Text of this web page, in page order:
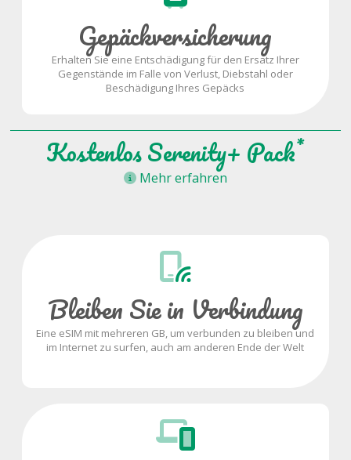
Gepäckversicherung
Erhalten Sie eine Entschädigung für den Ersatz Ihrer
Gegenstände im Falle von Verlust, Diebstahl oder
Beschädigung Ihres Gepäcks
Kostenlos Serenity+ Pack*
Mehr erfahren
Bleiben Sie in Verbindung
Eine eSIM mit mehreren GB, um verbunden zu bleiben und
im Internet zu surfen, auch am anderen Ende der Welt